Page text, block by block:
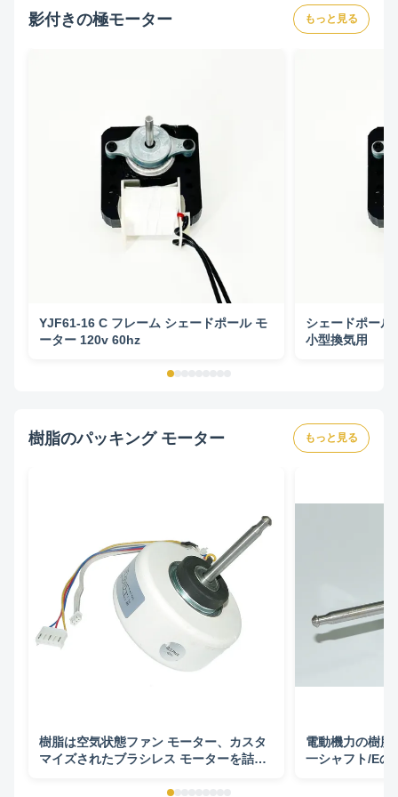
影付きの極モーター もっと見る
YJF61-16 C フレーム シェードポール モ
ーター 120v 60hz
シェードポール
小型換気用
樹脂のパッキング モーター もっと見る
樹脂は空気状態ファン モーター、カスタ
マイズされたブラシレス モーターを詰め
電動機力の樹脂
一シャフト/Eの